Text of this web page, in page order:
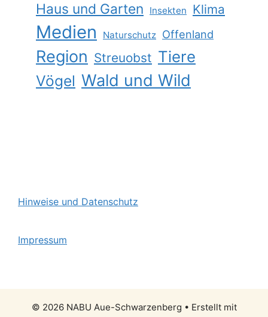
Haus und Garten Insekten Klima
Medien Naturschutz Offenland
Region Streuobst Tiere
Vögel Wald und Wild
Hinweise und Datenschutz
Impressum
© 2026 NABU Aue-Schwarzenberg • Erstellt mit